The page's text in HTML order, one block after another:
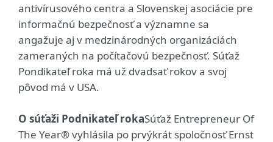
antivírusového centra a Slovenskej asociácie pre
informačnú bezpečnosť a významne sa
angažuje aj v medzinárodných organizáciách
zameraných na počítačovú bezpečnosť. Súťaž
Pondikateľ roka má už dvadsať rokov a svoj
pôvod má v USA.
O súťaži Podnikateľ rokaSúťaž Entrepreneur Of
The Year® vyhlásila po prvýkrát spoločnosť Ernst